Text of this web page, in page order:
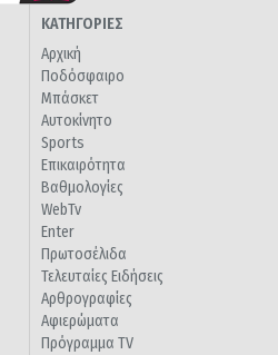
ΚΑΤΗΓΟΡΙΕΣ
Αρχική
Ποδόσφαιρο
Μπάσκετ
Αυτοκίνητο
Sports
Επικαιρότητα
Βαθμολογίες
WebTv
Enter
Πρωτοσέλιδα
Τελευταίες Ειδήσεις
Αρθρογραφίες
Αφιερώματα
Πρόγραμμα TV